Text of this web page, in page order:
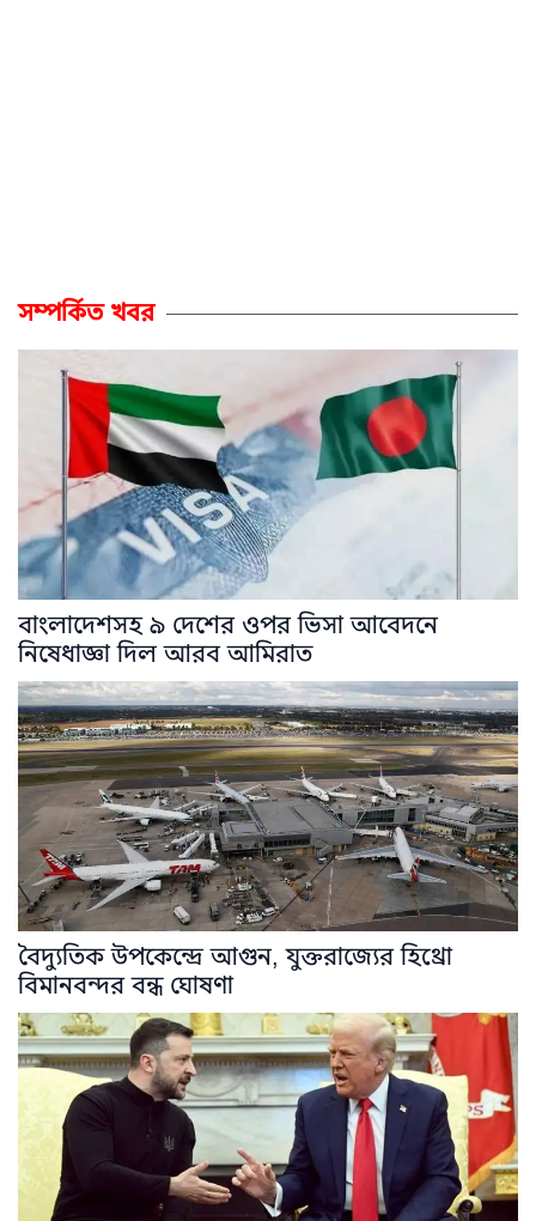
সম্পর্কিত খবর
বাংলাদেশসহ ৯ দেশের ওপর ভিসা আবেদনে
নিষেধাজ্ঞা দিল আরব আমিরাত
বৈদ্যুতিক উপকেন্দ্রে আগুন, যুক্তরাজ্যের হিথ্রো
বিমানবন্দর বন্ধ ঘোষণা